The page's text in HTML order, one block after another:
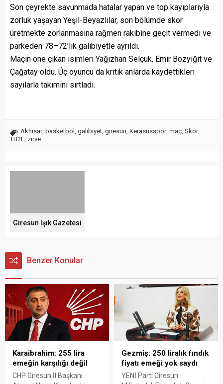
Son çeyrekte savunmada hatalar yapan ve top kayıplarıyla
zorluk yaşayan Yeşil-Beyazlılar, son bölümde skor
üretmekte zorlanmasına rağmen rakibine geçit vermedi ve
parkeden 78–72’lik galibiyetle ayrıldı.
Maçın öne çıkan isimleri Yağızhan Selçuk, Emir Bozyiğit ve
Çağatay oldu. Üç oyuncu da kritik anlarda kaydettikleri
sayılarla takımını sırtladı.
Akhisar, basketbol , galibiyet, giresun, Kerasusspor, maç, Skor,
TB2L, zirve
Giresun Işık Gazetesi
Benzer Konular
Karaibrahim: 255 lira
emeğin karşılığı değil
CHP Giresun İl Başkanı
Gezmiş: 250 liralık fındık
fiyatı emeği yok saydı
YENİ Parti Giresun